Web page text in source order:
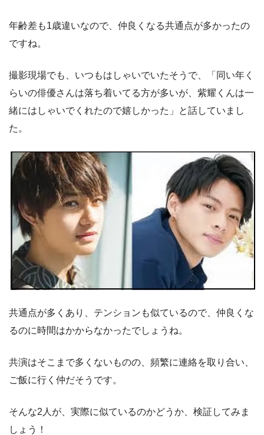
年齢差も1歳違いなので、仲良くなる共通点が多かったの
ですね。
撮影現場でも、いつもはしゃいでいたそうで、「同い年く
らいの俳優さんは落ち着いてる方が多いが、紫耀くんは一
緒にはしゃいでくれたので嬉しかった」と話していまし
た。
共通点が多くあり、テンションも似ているので、仲良くな
るのに時間はかからなかったでしょうね。
共演はそこまで多くないものの、頻繁に連絡を取り合い、
ご飯に行く仲だそうです。
そんな2人が、実際に似ているのかどうか、検証してみま
しょう！